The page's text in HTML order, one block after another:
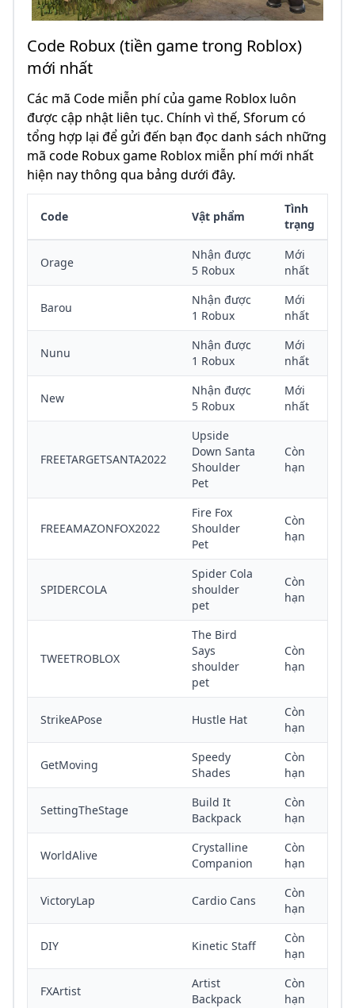
Code Robux (tiền game trong Roblox)
mới nhất
Các mã Code miễn phí của game Roblox luôn
được cập nhật liên tục. Chính vì thế, Sforum có
tổng hợp lại để gửi đến bạn đọc danh sách những
mã code Robux game Roblox miễn phí mới nhất
hiện nay thông qua bảng dưới đây.
Code Vật phẩm
Tình
trạng
Orage
Nhận được
5 Robux
Mới
nhất
Barou
Nhận được
1 Robux
Mới
nhất
Nunu
Nhận được
1 Robux
Mới
nhất
New
Nhận được
5 Robux
Mới
nhất
FREETARGETSANTA2022
Upside
Down Santa
Shoulder
Pet
Còn
hạn
FREEAMAZONFOX2022
Fire Fox
Shoulder
Pet
Còn
hạn
SPIDERCOLA
Spider Cola
shoulder
pet
Còn
hạn
TWEETROBLOX
The Bird
Says
shoulder
pet
Còn
hạn
StrikeAPose Hustle Hat
Còn
hạn
GetMoving
Speedy
Shades
Còn
hạn
SettingTheStage
Build It
Backpack
Còn
hạn
WorldAlive
Crystalline
Companion
Còn
hạn
VictoryLap Cardio Cans
Còn
hạn
DIY Kinetic Staff
Còn
hạn
FXArtist
Artist
Backpack
Còn
hạn